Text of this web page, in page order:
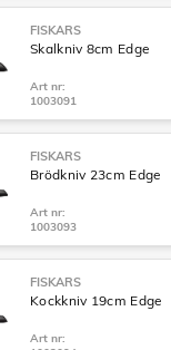
FISKARS
Skalkniv 8cm Edge
Art nr:
1003091
FISKARS
Brödkniv 23cm Edge
Art nr:
1003093
FISKARS
Kockkniv 19cm Edge
Art nr: